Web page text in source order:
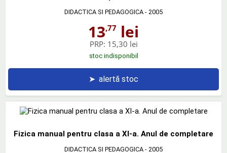
DIDACTICA SI PEDAGOGICA - 2005
13,77 lei
PRP: 15,30 lei
stoc indisponibil
➤ alertă stoc
Fizica manual pentru clasa a XI-a. Anul de completare
DIDACTICA SI PEDAGOGICA - 2005